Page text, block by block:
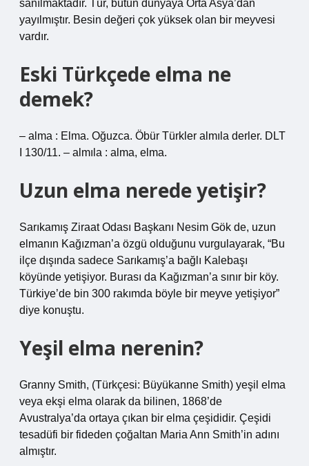
sanılmaktadır. Tür, bütün dünyaya Orta Asya’dan
yayılmıştır. Besin değeri çok yüksek olan bir meyvesi
vardır.
Eski Türkçede elma ne
demek?
– alma : Elma. Oğuzca. Öbür Türkler almıla derler. DLT
I 130/11. – almıla : alma, elma.
Uzun elma nerede yetişir?
Sarıkamış Ziraat Odası Başkanı Nesim Gök de, uzun
elmanın Kağızman’a özgü olduğunu vurgulayarak, “Bu
ilçe dışında sadece Sarıkamış’a bağlı Kalebaşı
köyünde yetişiyor. Burası da Kağızman’a sınır bir köy.
Türkiye’de bin 300 rakımda böyle bir meyve yetişiyor”
diye konuştu.
Yeşil elma nerenin?
Granny Smith, (Türkçesi: Büyükanne Smith) yeşil elma
veya ekşi elma olarak da bilinen, 1868’de
Avustralya’da ortaya çıkan bir elma çeşididir. Çeşidi
tesadüfi bir fideden çoğaltan Maria Ann Smith’in adını
almıştır.